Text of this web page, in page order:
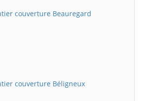
couverture Beauregard
couverture Béligneux